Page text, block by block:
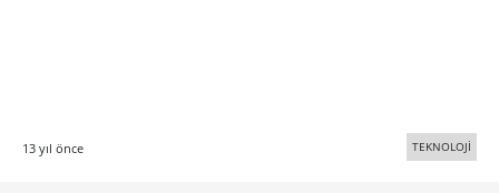
13 yıl önce TEKNOLOJİ